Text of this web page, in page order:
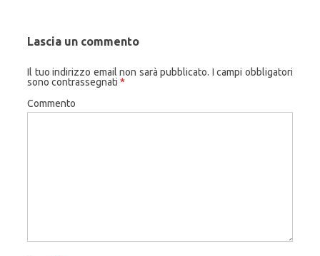
Lascia un commento
Il tuo indirizzo email non sarà pubblicato. I campi obbligatori
sono contrassegnati *
Commento